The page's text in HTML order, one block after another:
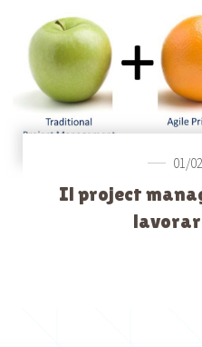
01/
Il project